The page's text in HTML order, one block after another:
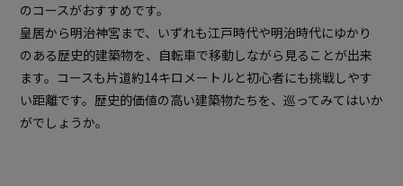
のコースがおすすめです。
皇居から明治神宮まで、いずれも江戸時代や明治時代にゆかり
のある歴史的建築物を、自転車で移動しながら見ることが出来
ます。コースも片道約14キロメートルと初心者にも挑戦しやす
い距離です。歴史的価値の高い建築物たちを、巡ってみてはいか
がでしょうか。